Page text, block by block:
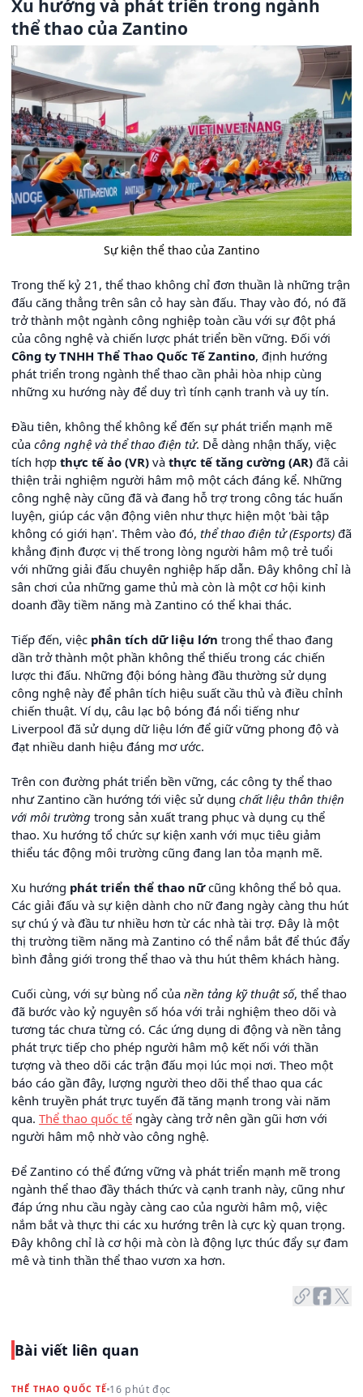
Xu hướng và phát triển trong ngành
thể thao của Zantino
Sự kiện thể thao của Zantino
Trong thế kỷ 21, thể thao không chỉ đơn thuần là những trận
đấu căng thẳng trên sân cỏ hay sàn đấu. Thay vào đó, nó đã
trở thành một ngành công nghiệp toàn cầu với sự đột phá
của công nghệ và chiến lược phát triển bền vững. Đối với
Công ty TNHH Thể Thao Quốc Tế Zantino, định hướng
phát triển trong ngành thể thao cần phải hòa nhịp cùng
những xu hướng này để duy trì tính cạnh tranh và uy tín.
Đầu tiên, không thể không kể đến sự phát triển mạnh mẽ
của công nghệ và thể thao điện tử. Dễ dàng nhận thấy, việc
tích hợp thực tế ảo (VR) và thực tế tăng cường (AR) đã cải
thiện trải nghiệm người hâm mộ một cách đáng kể. Những
công nghệ này cũng đã và đang hỗ trợ trong công tác huấn
luyện, giúp các vận động viên như thực hiện một 'bài tập
không có giới hạn'. Thêm vào đó, thể thao điện tử (Esports) đã
khẳng định được vị thế trong lòng người hâm mộ trẻ tuổi
với những giải đấu chuyên nghiệp hấp dẫn. Đây không chỉ là
sân chơi của những game thủ mà còn là một cơ hội kinh
doanh đầy tiềm năng mà Zantino có thể khai thác.
Tiếp đến, việc phân tích dữ liệu lớn trong thể thao đang
dần trở thành một phần không thể thiếu trong các chiến
lược thi đấu. Những đội bóng hàng đầu thường sử dụng
công nghệ này để phân tích hiệu suất cầu thủ và điều chỉnh
chiến thuật. Ví dụ, câu lạc bộ bóng đá nổi tiếng như
Liverpool đã sử dụng dữ liệu lớn để giữ vững phong độ và
đạt nhiều danh hiệu đáng mơ ước.
Trên con đường phát triển bền vững, các công ty thể thao
như Zantino cần hướng tới việc sử dụng chất liệu thân thiện
với môi trường trong sản xuất trang phục và dụng cụ thể
thao. Xu hướng tổ chức sự kiện xanh với mục tiêu giảm
thiểu tác động môi trường cũng đang lan tỏa mạnh mẽ.
Xu hướng phát triển thể thao nữcũng không thể bỏ qua.
Các giải đấu và sự kiện dành cho nữ đang ngày càng thu hút
sự chú ý và đầu tư nhiều hơn từ các nhà tài trợ. Đây là một
thị trường tiềm năng mà Zantino có thể nắm bắt để thúc đẩy
bình đẳng giới trong thể thao và thu hút thêm khách hàng.
Cuối cùng, với sự bùng nổ của nền tảng kỹ thuật số, thể thao
đã bước vào kỷ nguyên số hóa với trải nghiệm theo dõi và
tương tác chưa từng có. Các ứng dụng di động và nền tảng
phát trực tiếp cho phép người hâm mộ kết nối với thần
tượng và theo dõi các trận đấu mọi lúc mọi nơi. Theo một
báo cáo gần đây, lượng người theo dõi thể thao qua các
kênh truyền phát trực tuyến đã tăng mạnh trong vài năm
qua. Thể thao quốc tế ngày càng trở nên gần gũi hơn với
người hâm mộ nhờ vào công nghệ.
Để Zantino có thể đứng vững và phát triển mạnh mẽ trong
ngành thể thao đầy thách thức và cạnh tranh này, cũng như
đáp ứng nhu cầu ngày càng cao của người hâm mộ, việc
nắm bắt và thực thi các xu hướng trên là cực kỳ quan trọng.
Đây không chỉ là cơ hội mà còn là động lực thúc đẩy sự đam
mê và tinh thần thể thao vươn xa hơn.
Bài viết liên quan
THỂ THAO QUỐC TẾ 16 phút đọc